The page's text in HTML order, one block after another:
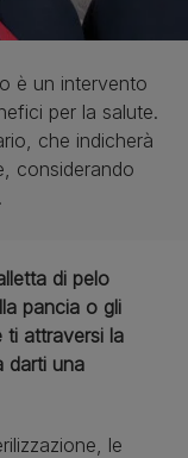
è un intervento
per la salute.
che indicherà
considerando
di pelo
pancia o gli
ti attraversi la
darti una
le